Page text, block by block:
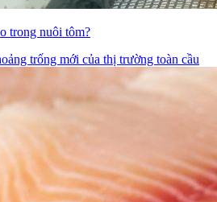
trong nuôi tôm?
trống mới của thị trường toàn cầu